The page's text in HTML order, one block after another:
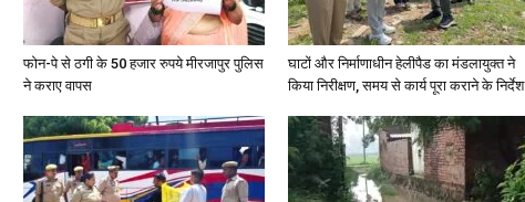
फोन-पे से ठगी के 50 हजार रुपये मीरजापुर पुलिस
ने कराए वापस
घाटों और निर्माणाधीन हेलीपैड का मंडलायुक्त ने
किया निरीक्षण, समय से कार्य पूरा कराने के निर्देश